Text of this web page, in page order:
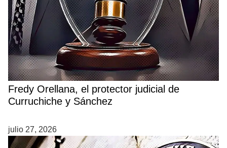
Fredy Orellana, el protector judicial de
Curruchiche y Sánchez
julio 27, 2026